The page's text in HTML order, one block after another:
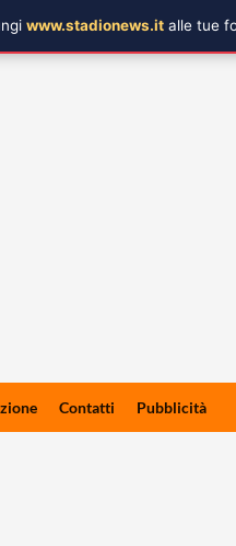
Contatti Pubblicità
www.stadionews.it alle tue